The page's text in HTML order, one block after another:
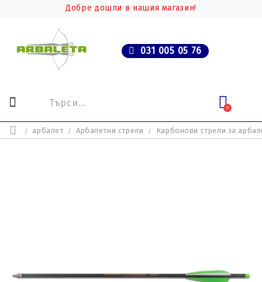
Добре дошли в нашия магазин!
031 005 05 76
0
арбалет Арбалетни стрели Карбонови стрели за